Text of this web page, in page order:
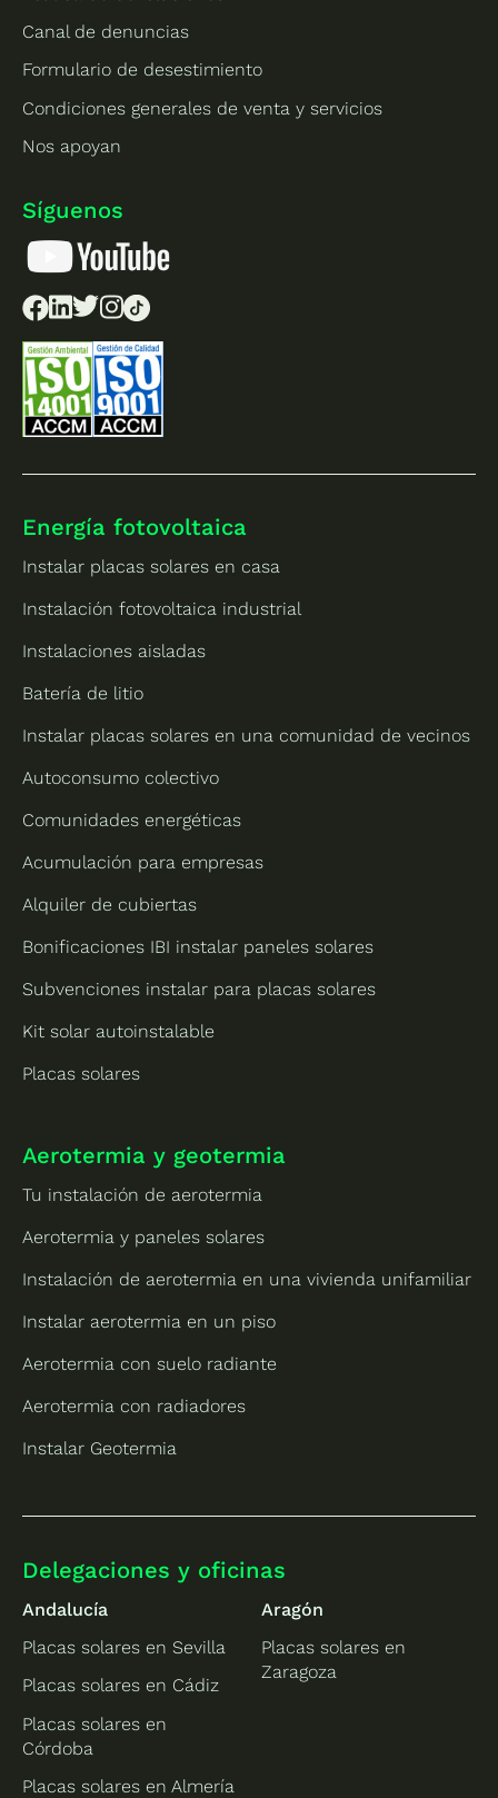
Canal de denuncias
Formulario de desestimiento
Condiciones generales de venta y servicios
Nos apoyan
Síguenos
Energía fotovoltaica
Instalar placas solares en casa
Instalación fotovoltaica industrial
Instalaciones aisladas
Batería de litio
Instalar placas solares en una comunidad de vecinos
Autoconsumo colectivo
Comunidades energéticas
Acumulación para empresas
Alquiler de cubiertas
Bonificaciones IBI instalar paneles solares
Subvenciones instalar para placas solares
Kit solar autoinstalable
Placas solares
Aerotermia y geotermia
Tu instalación de aerotermia
Aerotermia y paneles solares
Instalación de aerotermia en una vivienda unifamiliar
Instalar aerotermia en un piso
Aerotermia con suelo radiante
Aerotermia con radiadores
Instalar Geotermia
Delegaciones y oficinas
Andalucía
Placas solares en Sevilla
Placas solares en Cádiz
Placas solares en
Córdoba
Placas solares en Almería
Aragón
Placas solares en
Zaragoza